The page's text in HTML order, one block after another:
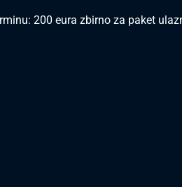
200 eura zbirno za paket